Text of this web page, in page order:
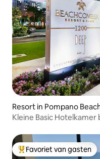
Resort in Pompano
Kleine Basic
Topfavoriet van gasten
Favoriet van gasten